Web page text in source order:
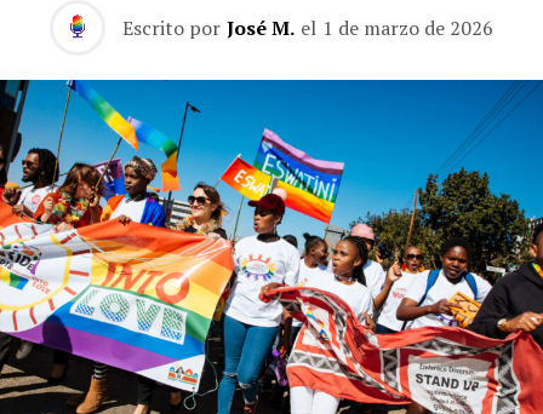
Escrito por José M. el 1 de marzo de 2026